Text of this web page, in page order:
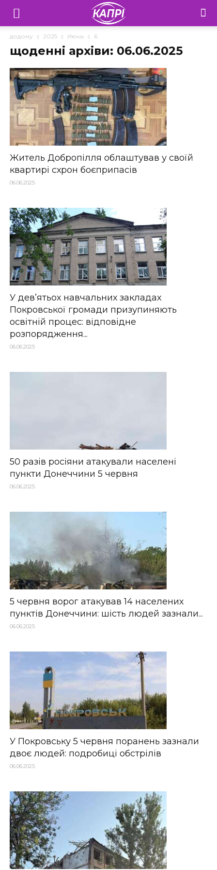
Телебачення
«Капрі»
Новини
Донеччини
додому 2025 Июнь 6
щоденні архіви: 06.06.2025
Житель Добропілля облаштував у своїй
квартирі схрон боєприпасів
06.06.2025
У дев’ятьох навчальних закладах
Покровської громади призупиняють
освітній процес: відповідне
розпорядження...
06.06.2025
50 разів росіяни атакували населені
пункти Донеччини 5 червня
06.06.2025
5 червня ворог атакував 14 населених
пунктів Донеччини: шість людей зазнали...
06.06.2025
У Покровську 5 червня поранень зазнали
двоє людей: подробиці обстрілів
06.06.2025